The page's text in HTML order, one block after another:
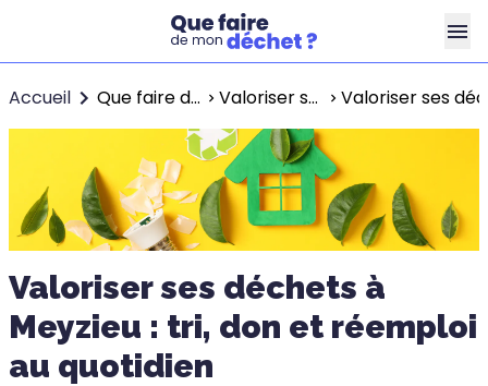
Accueil Que faire de mon déchet ? Valoriser ses déchets à Lyon Valoriser ses
Valoriser ses déchets à
Meyzieu : tri, don et réemploi
au quotidien